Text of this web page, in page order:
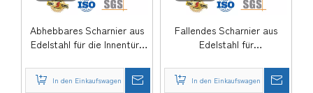
Abhebbares Scharnier aus
Edelstahl für die Innentür-
In den Einkaufswagen
Fallendes Scharnier aus
Edelstahl für
In den Einkaufswagen